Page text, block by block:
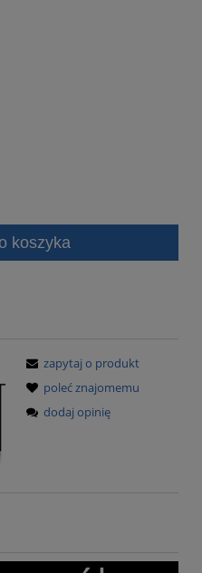
koszyka
zapytaj o produkt
poleć znajomemu
dodaj opinię